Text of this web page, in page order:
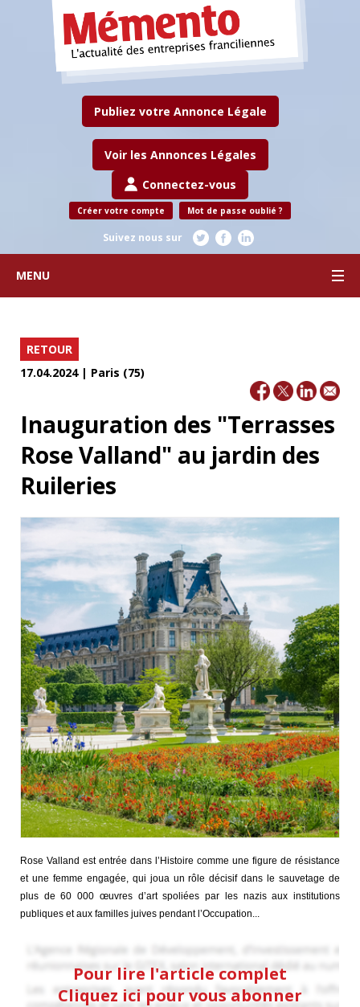
Publiez votre Annonce Légale
Voir les Annonces Légales
Connectez-vous
Créer votre compte Mot de passe oublié ?
Suivez nous sur
MENU
RETOUR
17.04.2024 | Paris (75)
Inauguration des "Terrasses
Rose Valland" au jardin des
Ruileries
Rose Valland est entrée dans l’Histoire comme une figure de résistance
et une femme engagée, qui joua un rôle décisif dans le sauvetage de
plus de 60 000 œuvres d’art spoliées par les nazis aux institutions
publiques et aux familles juives pendant l’Occupation...
Pour lire l'article complet
Cliquez ici pour vous abonner